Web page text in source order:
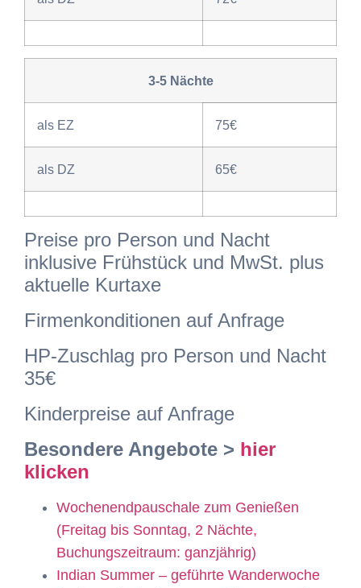
3-5 Nächte
als EZ 75€
als DZ 65€
Preise pro Person und Nacht
inklusive Frühstück und MwSt. plus
aktuelle Kurtaxe
Firmenkonditionen auf Anfrage
HP-Zuschlag pro Person und Nacht
35€
Kinderpreise auf Anfrage
Besondere Angebote > hier
klicken
Wochenendpauschale zum Genießen
(Freitag bis Sonntag, 2 Nächte,
Buchungszeitraum: ganzjährig)
Indian Summer – geführte Wanderwoche